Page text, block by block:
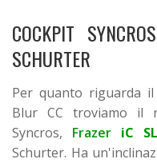
COCKPIT
SCHURTER
Per quanto riguarda
Blur CC troviamo il
Syncros,
Frazer iC SL
Schurter. Ha